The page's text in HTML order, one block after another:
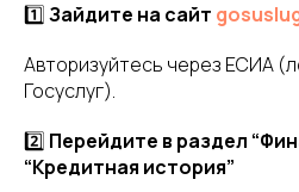
1️⃣Зайдите на сайт
Авторизуйтесь через ЕСИА
Госуслуг).
2️⃣ Перейдите в раздел
“Кредитная история”